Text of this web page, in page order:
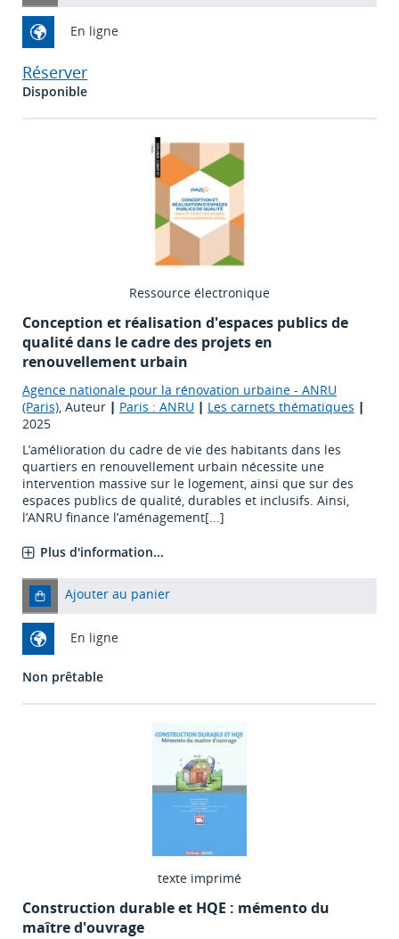
En ligne
Réserver
Disponible
Ressource électronique
Conception et réalisation d'espaces publics de
qualité dans le cadre des projets en
renouvellement urbain
Agence nationale pour la rénovation urbaine - ANRU
(Paris), Auteur | Paris : ANRU | Les carnets thématiques |
2025
L’amélioration du cadre de vie des habitants dans les
quartiers en renouvellement urbain nécessite une
intervention massive sur le logement, ainsi que sur des
espaces publics de qualité, durables et inclusifs. Ainsi,
l’ANRU finance l’aménagement[...]
Plus d'information...
Ajouter au panier
En ligne
Non prêtable
texte imprimé
Construction durable et HQE : mémento du
maître d'ouvrage